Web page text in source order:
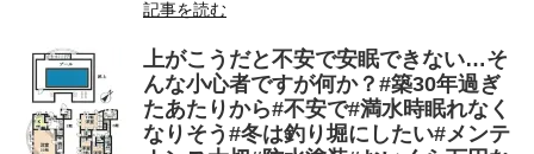
記事を読む
上がこうだと不安で安眠できない…そ
んな小心者ですが何か？#築30年過ぎ
たあたりから#不安で#満水時眠れなく
なりそう#冬は釣り堀にしたい#メンテ